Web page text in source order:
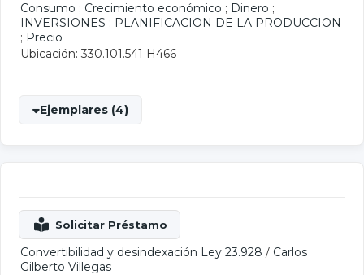
Consumo ; Crecimiento económico ; Dinero ;
INVERSIONES ; PLANIFICACION DE LA PRODUCCION
; Precio
Ubicación: 330.101.541 H466
Ejemplares (4)
Convertibilidad y desindexación Ley 23.928 / Carlos
Gilberto Villegas